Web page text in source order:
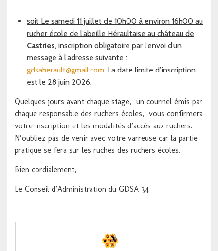
soit Le samedi 11 juillet de 10h00 à environ 16h00 au
rucher école de l’abeille Héraultaise au château de
Castries, inscription obligatoire par l’envoi d’un
message à l’adresse suivante :
gdsaherault@gmail.com. La date limite d’inscription
est le 28 juin 2026.
Quelques jours avant chaque stage, un courriel émis par
chaque responsable des ruchers écoles, vous confirmera
votre inscription et les modalités d’accès aux ruchers.
N’oubliez pas de venir avec votre varreuse car la partie
pratique se fera sur les ruches des ruchers écoles.
Bien cordialement,
Le Conseil d’Administration du GDSA 34